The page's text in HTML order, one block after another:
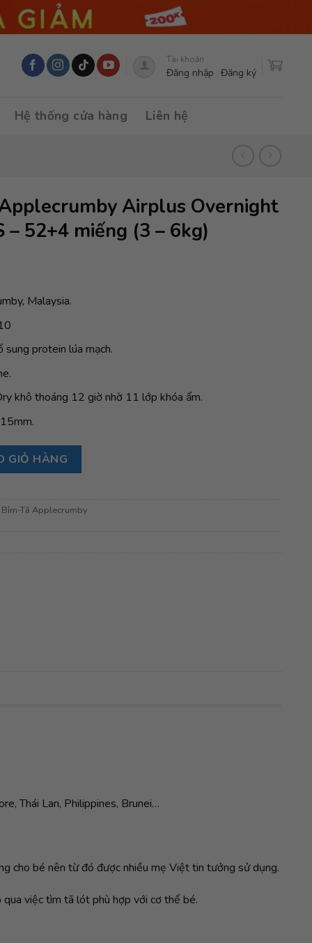
Tài khoản
Đăng nhập Đăng ký
Hệ thống cửa hàng Liên hệ
Airplus Overnight
– 52+4 miếng (3 – 6kg)
Malaysia.
protein lúa mạch.
khô thoáng 12 giờ nhờ 11 lớp khóa ẩm.
Overnight Mega Tape size S – 52+4 miếng (3 – 6kg) số
GIỎ HÀNG
Bỉm-Tã Applecrumby
Thái Lan, Philippines, Brunei…
cho bé nên từ đó được nhiều mẹ Việt tin tưởng sử dụng.
việc tìm tã lót phù hợp với cơ thể bé.